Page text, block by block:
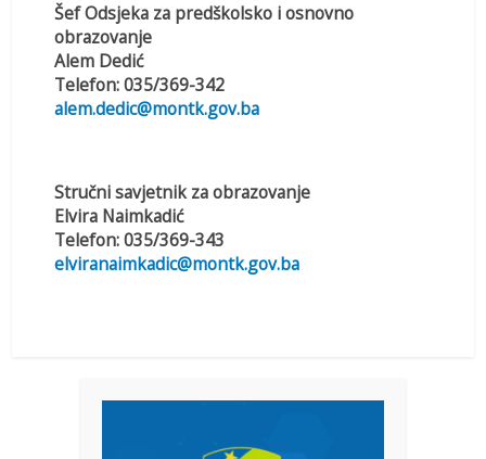
Šef Odsjeka za predškolsko i osnovno
obrazovanje
Alem Dedić
Telefon:035/369-342
alem.dedic@montk.gov.ba
Stručni savjetnik za obrazovanje
Elvira Naimkadić
Telefon:035/369-343
elviranaimkadic@montk.gov.ba